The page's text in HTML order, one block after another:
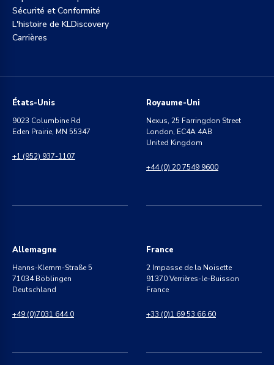
Sécurité et Conformité
L'histoire de KLDiscovery
Carrières
États-Unis
9023 Columbine Rd
Eden Prairie, MN 55347
+1 (952) 937-1107
Royaume-Uni
Nexus, 25 Farringdon Street
London, EC4A 4AB
United Kingdom
+44 (0) 20 7549 9600
Allemagne
Hanns-Klemm-Straße 5
71034 Böblingen
Deutschland
+49 (0)7031 644 0
France
2 Impasse de la Noisette
91370 Verrières-le-Buisson
France
+33 (0)1 69 53 66 60